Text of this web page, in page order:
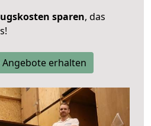
sparen, das
Angebote erhalten